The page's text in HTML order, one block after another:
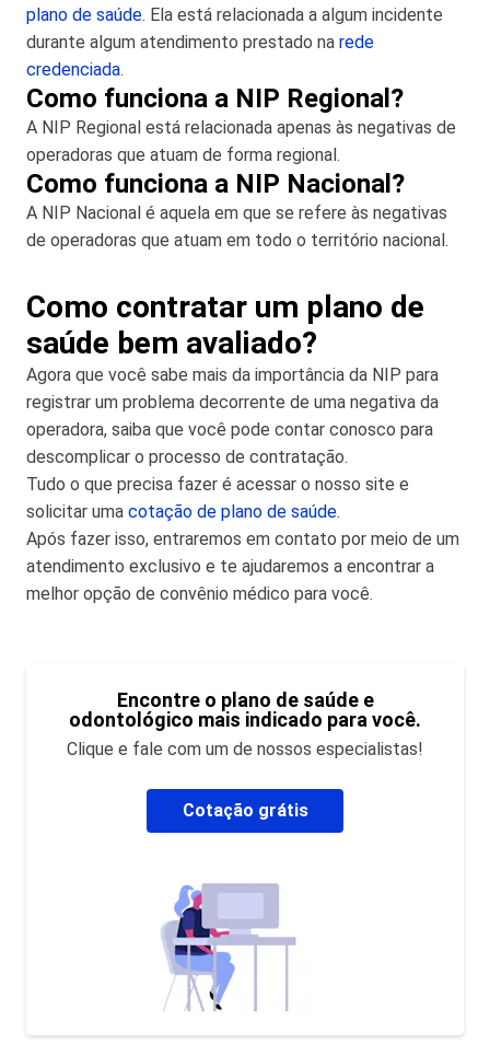
plano de saúde. Ela está relacionada a algum incidente
durante algum atendimento prestado na rede
credenciada.
Como funciona a NIP Regional?
A NIP Regional está relacionada apenas às negativas de
operadoras que atuam de forma regional.
Como funciona a NIP Nacional?
A NIP Nacional é aquela em que se refere às negativas
de operadoras que atuam em todo o território nacional.
Como contratar um plano de
saúde bem avaliado?
Agora que você sabe mais da importância da NIP para
registrar um problema decorrente de uma negativa da
operadora, saiba que você pode contar conosco para
descomplicar o processo de contratação.
Tudo o que precisa fazer é acessar o nosso site e
solicitar uma cotação de plano de saúde.
Após fazer isso, entraremos em contato por meio de um
atendimento exclusivo e te ajudaremos a encontrar a
melhor opção de convênio médico para você.
Encontre o plano de saúde e
odontológico mais indicado para você.
Clique e fale com um de nossos especialistas!
Cotação grátis